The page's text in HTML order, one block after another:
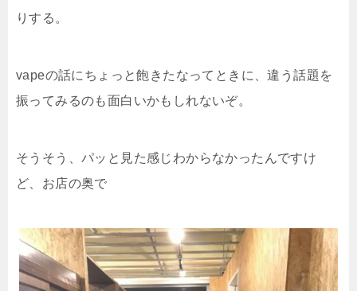
りする。
vapeの話にちょっと飽きたなってときに、違う話題を
振ってみるのも面白いかもしれないぞ。
そうそう、パッと見た感じわからなかったんですけ
ど、お店の奥で